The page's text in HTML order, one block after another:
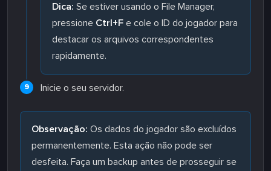
Dica: Se estiver usando o File Manager,
pressione Ctrl+F e cole o ID do jogador para
destacar os arquivos correspondentes
rapidamente.
Inicie o seu servidor.
Observação: Os dados do jogador são excluídos
permanentemente. Esta ação não pode ser
desfeita. Faça um backup antes de prosseguir se